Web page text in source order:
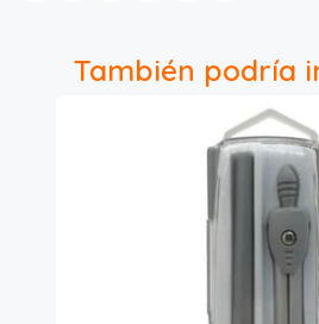
También podría